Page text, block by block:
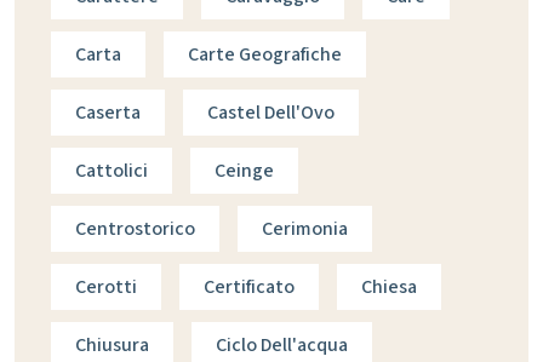
Carta Carte Geografiche
Caserta Castel Dell'Ovo
Cattolici Ceinge
Centrostorico Cerimonia
Cerotti Certificato Chiesa
Chiusura Ciclo Dell'acqua